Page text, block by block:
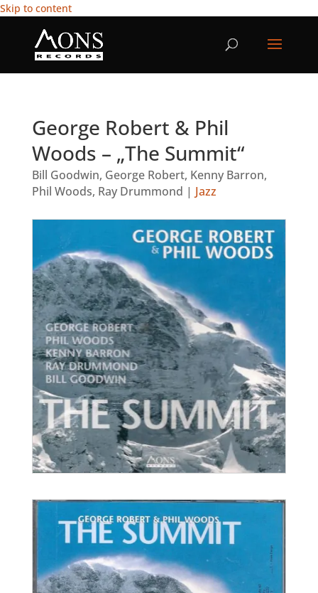
Skip to content
George Robert & Phil
Woods – „The Summit“
Bill Goodwin, George Robert, Kenny Barron,
Phil Woods, Ray Drummond | Jazz